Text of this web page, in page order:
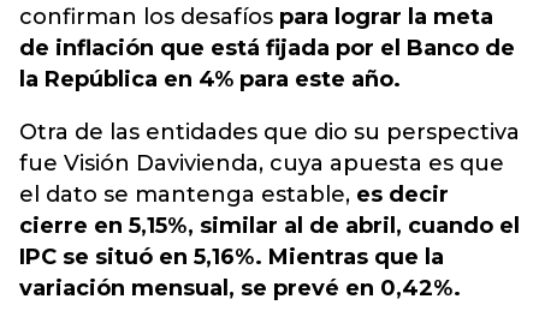
confirman los desafíos para lograr la meta
de inflación que está fijada por el Banco de
la República en 4% para este año.
Otra de las entidades que dio su perspectiva
fue Visión Davivienda, cuya apuesta es que
el dato se mantenga estable, es decir
cierre en 5,15%, similar al de abril, cuando el
IPC se situó en 5,16%. Mientras que la
variación mensual, se prevé en 0,42%.